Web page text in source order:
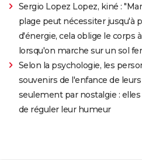
Sergio Lopez Lopez, kiné :
plage peut nécessiter jusqu'à
d'énergie, cela oblige le corps
lorsqu'on marche sur un sol
Selon la psychologie, les
souvenirs de l'enfance de
seulement par nostalgie :
de réguler leur humeur